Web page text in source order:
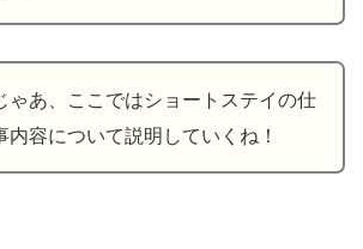
ゃあ、ここではショートステイの仕
内容について説明していくね！